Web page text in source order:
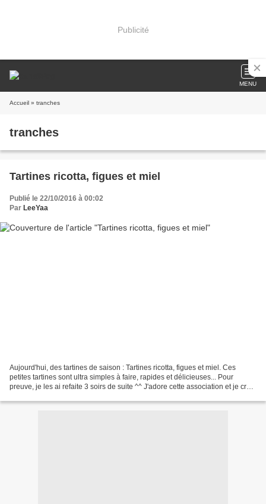
Publicité
MENU
Accueil » tranches
tranches
Tartines ricotta, figues et miel
Publié le 22/10/2016 à 00:02
Par LeeYaa
Aujourd'hui, des tartines de saison : Tartines ricotta, figues et miel. Ces
petites tartines sont ultra simples à faire, rapides et délicieuses... Pour
preuve, je les ai refaite 3 soirs de suite ^^ J'adore cette association et je crois